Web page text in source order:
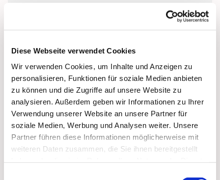
Diese Webseite verwendet Cookies
Wir verwenden Cookies, um Inhalte und Anzeigen zu
personalisieren, Funktionen für soziale Medien anbieten
zu können und die Zugriffe auf unsere Website zu
analysieren. Außerdem geben wir Informationen zu Ihrer
Verwendung unserer Website an unsere Partner für
soziale Medien, Werbung und Analysen weiter. Unsere
Partner führen diese Informationen möglicherweise mit
weiteren Daten zusammen, die Sie ihnen bereitgestellt
Dienstag, 5. Januar 2027, 10:00 Uhr
Josef, Stralsund, Jungfernstieg 3A,
18437 Stralsund